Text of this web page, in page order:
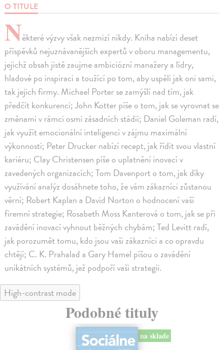
O TITULE
Některé výzvy však nezmizí nikdy. Kniha nabízí deset
příspěvků nejuznávanějších expertů v oboru managementu,
jejichž obsah jistě zaujme ambiciózní manažery a lídry,
hladové po inspiraci a toužící po tom, aby uspěli jak oni sami,
tak jejich firmy. Michael Porter se zamýšlí nad tím, jak
předčít konkurenci; John Kotter píše o tom, jak se vyrovnat se
změnami v rámci osmi zásadních stádií; Daniel Goleman radí,
jak využít emocionální inteligenci v zájmu maximální
výkonnosti; Peter Drucker nabízí recept, jak řídit svou vlastní
kariéru; Clay Christensen píše o uplatnění inovací v
zavedených organizacích; Tom Davenport o tom, jak díky
využívání analýz dosáhnete toho, že vám zákazníci zůstanou
věrní; Robert Kaplan a David Norton o hodnocení vaší
firemní strategie; Rosabeth Moss Kanterová o tom, jak se při
zavádění inovací vyhnout běžných chybám; Ted Levitt radí,
jak porozumět tomu, kdo jsou vaši zákazníci a co opravdu
chtějí; C. K. Prahalad a Gary Hamel píšou o zavádění
unikátních systémů, jež podpoří vaši strategii.
High-contrast mode
Podobné tituly
na sklade